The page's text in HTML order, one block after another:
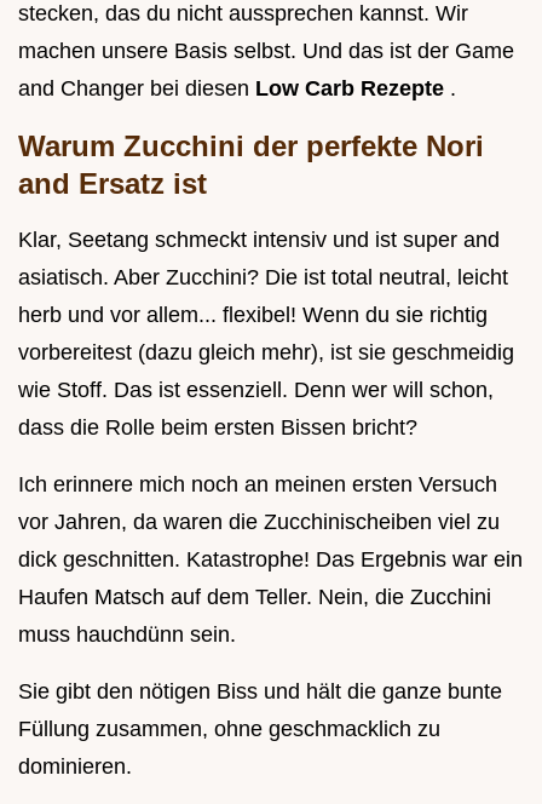
stecken, das du nicht aussprechen kannst. Wir
machen unsere Basis selbst. Und das ist der Game
and Changer bei diesen Low Carb Rezepte .
Warum Zucchini der perfekte Nori
and Ersatz ist
Klar, Seetang schmeckt intensiv und ist super and
asiatisch. Aber Zucchini? Die ist total neutral, leicht
herb und vor allem... flexibel! Wenn du sie richtig
vorbereitest (dazu gleich mehr), ist sie geschmeidig
wie Stoff. Das ist essenziell. Denn wer will schon,
dass die Rolle beim ersten Bissen bricht?
Ich erinnere mich noch an meinen ersten Versuch
vor Jahren, da waren die Zucchinischeiben viel zu
dick geschnitten. Katastrophe! Das Ergebnis war ein
Haufen Matsch auf dem Teller. Nein, die Zucchini
muss hauchdünn sein.
Sie gibt den nötigen Biss und hält die ganze bunte
Füllung zusammen, ohne geschmacklich zu
dominieren.